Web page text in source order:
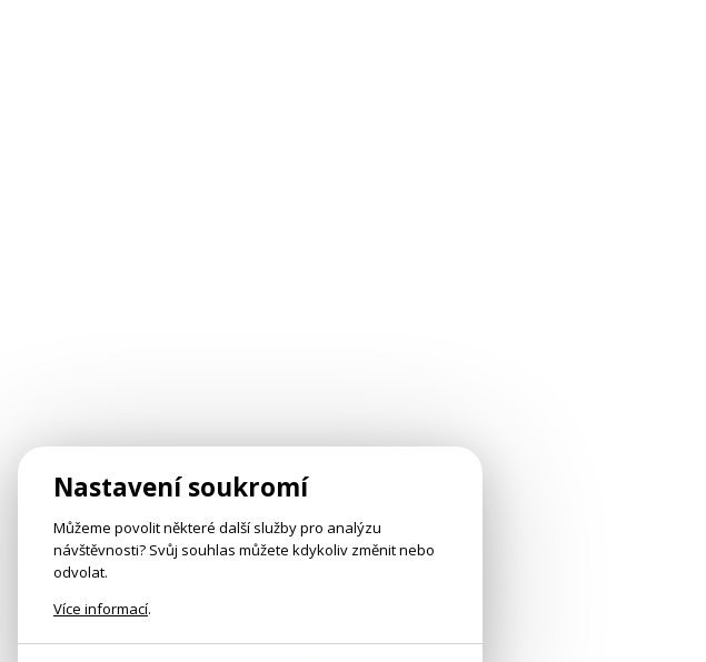
Nastavení soukromí
Můžeme povolit některé další služby pro analýzu
návštěvnosti? Svůj souhlas můžete kdykoliv změnit nebo
odvolat.
Více informací.